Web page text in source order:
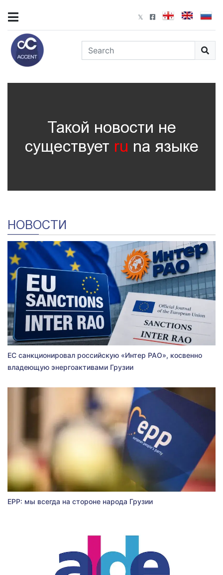
Такой новости не
существует ru nа языке
НОВОСТИ
ЕС санкционировал российскую «Интер РАО», косвенно
владеющую энергоактивами Грузии
EPP: мы всегда на стороне народа Грузии